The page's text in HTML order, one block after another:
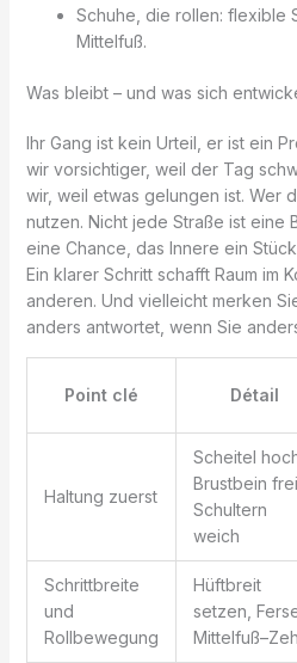
Schuhe, die rollen: flexible
Mittelfuß.
Was bleibt – und was sich
Ihr Gang ist kein Urteil, er ist ein
wir vorsichtiger, weil der Tag
wir, weil etwas gelungen ist. Wer
nutzen. Nicht jede Straße ist eine
eine Chance, das Innere ein
Ein klarer Schritt schafft Raum im
anderen. Und vielleicht merken
anders antwortet, wenn Sie
Point clé Détail
Haltung zuerst
Scheitel
Brustbein frei,
Schultern
weich
Schrittbreite
und
Rollbewegung
Hüftbreit
setzen,
Mittelfuß–Zeh